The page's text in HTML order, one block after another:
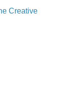
Creative